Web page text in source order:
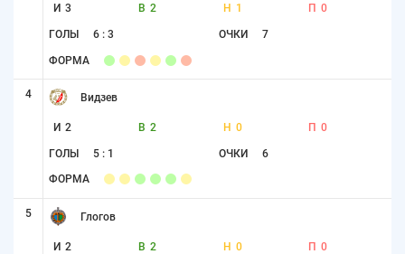
И 3 В 2 Н 1 П 0
ГОЛЫ 6 : 3 ОЧКИ 7
ФОРМА
4 Видзев
И 2 В 2 Н 0 П 0
ГОЛЫ 5 : 1 ОЧКИ 6
ФОРМА
5 Глогов
И 2 В 2 Н 0 П 0